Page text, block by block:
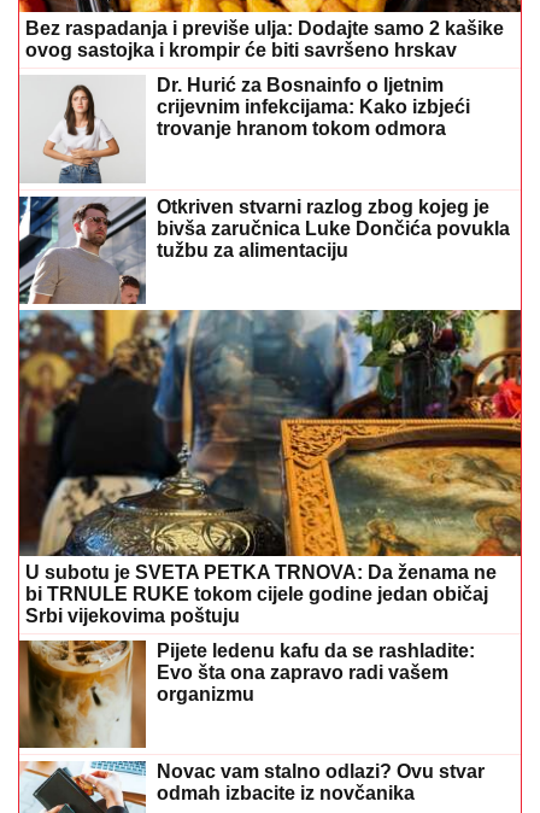
Dr. Hurić za Bosnainfo o ljetnim
crijevnim infekcijama: Kako izbjeći
trovanje hranom tokom odmora
Otkriven stvarni razlog zbog kojeg je
tužbu za alimentaciju
U subotu je SVETA PETKA TRNOVA: Da ženama ne
bi TRNULE RUKE tokom cijele godine jedan običaj
Srbi vijekovima poštuju
Pijete ledenu kafu da se rashladite:
Evo šta ona zapravo radi vašem
organizmu
Novac vam stalno odlazi? Ovu stvar